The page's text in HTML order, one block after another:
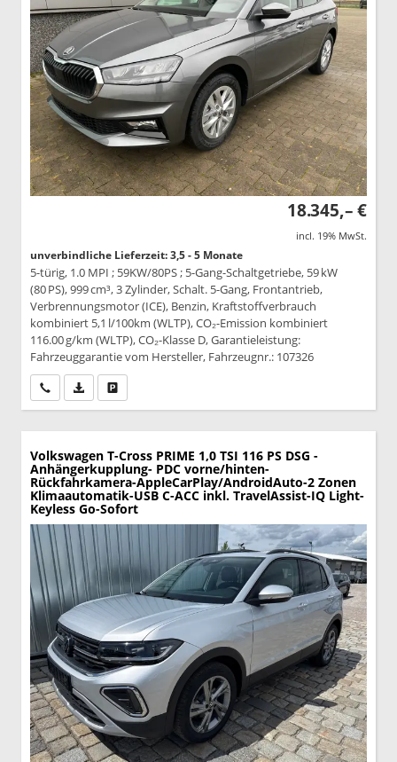
18.345,– €
incl. 19% MwSt.
unverbindliche Lieferzeit: 3,5 - 5 Monate
5-türig, 1.0 MPI ; 59KW/80PS ; 5-Gang-Schaltgetriebe, 59 kW
(80 PS), 999 cm³, 3 Zylinder, Schalt. 5-Gang, Frontantrieb,
Verbrennungsmotor (ICE), Benzin, Kraftstoffverbrauch
kombiniert 5,1 l/100km (WLTP), CO₂-Emission kombiniert
116.00 g/km (WLTP), CO₂-Klasse D, Garantieleistung:
Fahrzeuggarantie vom Hersteller, Fahrzeugnr.: 107326
Wir rufen Sie anPDF-Datei, Fahrzeugexposé drucken
Volkswagen T-Cross PRIME 1,0 TSI 116 PS DSG -
Anhängerkupplung- PDC vorne/hinten-
Rückfahrkamera-AppleCarPlay/AndroidAuto-2 Zonen
Klimaautomatik-USB C-ACC inkl. TravelAssist-IQ Light-
Keyless Go-Sofort